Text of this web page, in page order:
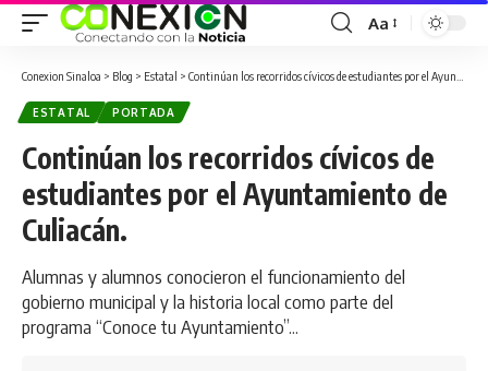
Aa
Conexion Sinaloa > Blog > Estatal > Continúan los recorridos cívicos de estudiantes por el Ayuntamiento de Culiacán.
ESTATAL PORTADA
Continúan los recorridos cívicos de
estudiantes por el Ayuntamiento de
Culiacán.
Alumnas y alumnos conocieron el funcionamiento del
gobierno municipal y la historia local como parte del
programa “Conoce tu Ayuntamiento”...